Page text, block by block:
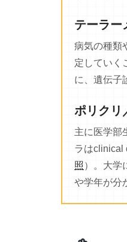
テーラー
病気の種類
定していく
に、遺伝子
ポリクリ
主に医学部
ラはclinical
照）。大学
や学年が分